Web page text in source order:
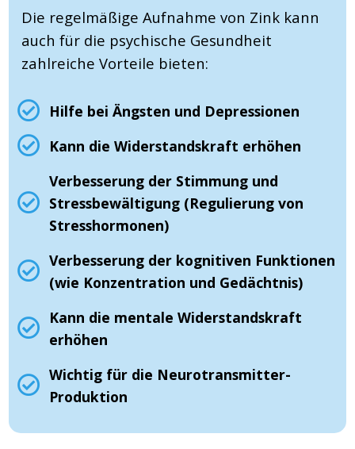
Die regelmäßige Aufnahme von Zink kann
auch für die psychische Gesundheit
zahlreiche Vorteile bieten:
Hilfe bei Ängsten und Depressionen
Kann die Widerstandskraft erhöhen
Verbesserung der Stimmung und
Stressbewältigung (Regulierung von
Stresshormonen)
Verbesserung der kognitiven Funktionen
(wie Konzentration und Gedächtnis)
Kann die mentale Widerstandskraft
erhöhen
Wichtig für die Neurotransmitter-
Produktion